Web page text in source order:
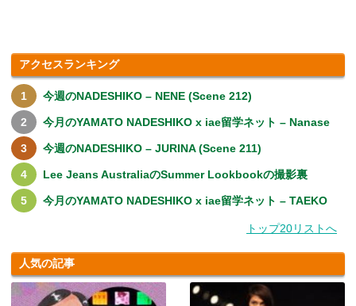
アクセスランキング
今週のNADESHIKO – NENE (Scene 212)
今月のYAMATO NADESHIKO x iae留学ネット – Nanase
今週のNADESHIKO – JURINA (Scene 211)
Lee Jeans AustraliaのSummer Lookbookの撮影裏
今月のYAMATO NADESHIKO x iae留学ネット – TAEKO
トップ20リストへ
人気の記事